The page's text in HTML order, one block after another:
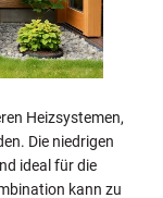
Heizsystemen,
Die niedrigen
ideal für die
kann zu